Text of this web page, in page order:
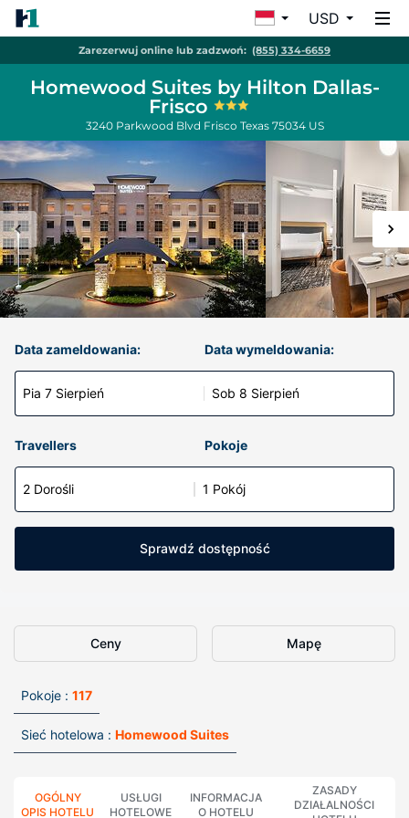
USD
Zarezerwuj online lub zadzwoń: (855) 334-6659
Homewood Suites by Hilton Dallas-
Frisco
3240 Parkwood Blvd Frisco Texas 75034 US
Data zameldowania:
Pia 7 Sierpień
Data wymeldowania:
Sob 8 Sierpień
Travellers Pokoje
2 Dorośli 1 Pokój
Sprawdź dostępność
Ceny Mapę
Pokoje : 117
Sieć hotelowa : Homewood Suites
OGÓLNY
OPIS HOTELU
USŁUGI
HOTELOWE
INFORMACJA
O HOTELU
ZASADY
DZIAŁALNOŚCI